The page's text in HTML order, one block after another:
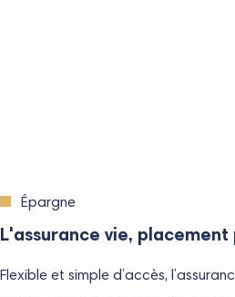
Épargne
L'assurance vie,
Flexible et simple d’accès,